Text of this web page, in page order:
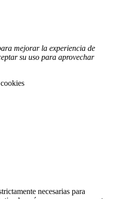
mejorar la experiencia de
su uso para aprovechar
necesarias para